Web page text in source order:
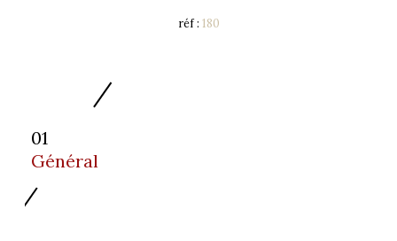
réf : 180
01
Général